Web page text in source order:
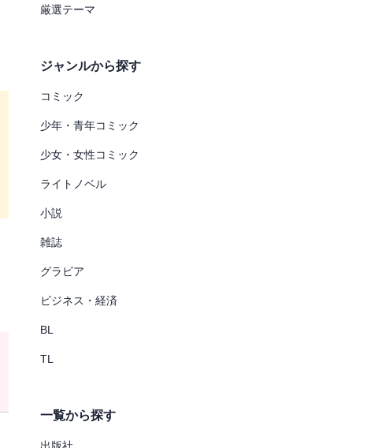
厳選テーマ
ジャンルから探す
コミック
少年・青年コミック
少女・女性コミック
ライトノベル
小説
雑誌
グラビア
ビジネス・経済
BL
TL
一覧から探す